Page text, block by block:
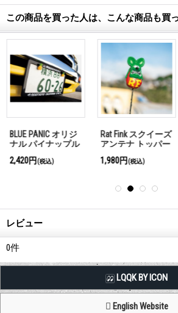
この商品を買った人は、こんな商品も買
BLUE PANIC オリジ
ナル パイナップル
2,420円(税込)
Rat Fink スクイーズ
アンテナ トッパー
1,980円(税込)
レビュー
0件
LQQK BY ICON
English Website